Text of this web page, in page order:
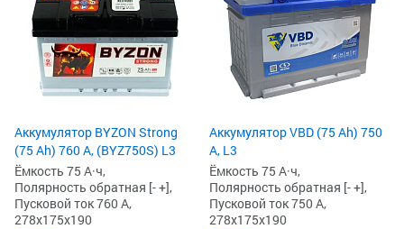
Аккумулятор BYZON Strong
(75 Ah) 760 А, (BYZ750S) L3
Ёмкость 75 А·ч,
Полярность обратная [- +],
Пусковой ток 760 А,
278x175x190
Аккумулятор VBD (75 Ah) 750
А, L3
Ёмкость 75 А·ч,
Полярность обратная [- +],
Пусковой ток 750 А,
278x175x190